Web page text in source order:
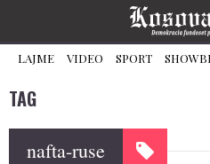
LAJME VIDEO SPORT
TAG
nafta-ruse